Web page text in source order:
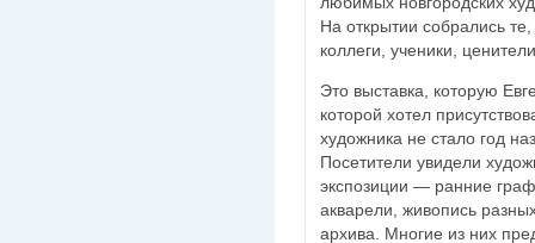
На открытии собрались
коллеги, ученики,
Это выставка, которую
которой хотел
художника не стало год
Посетители увидели
экспозиции — ранние
акварели, живопись
архива. Многие из них